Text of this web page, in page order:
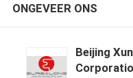
ONGEVEER ONS
Beijing